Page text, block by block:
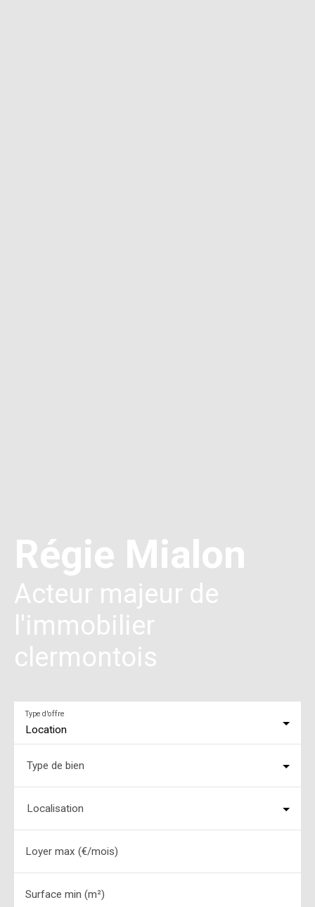
Régie Mialon
Acteur majeur de
l'immobilier
clermontois
Location
Type d'offre
Type de bien
Localisation
Loyer max (€/mois)
Surface min (m²)